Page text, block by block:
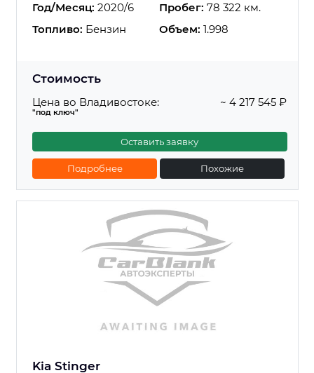
Год/Месяц: 2020/6 Пробег: 78 322 км.
Топливо: Бензин Объем: 1.998
Стоимость
Цена во Владивостоке:
"под ключ"
~ 4 217 545 ₽
Оставить заявку
Подробнее Похожие
Kia Stinger